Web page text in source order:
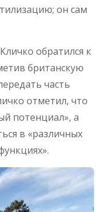
он сам
обратился к
британскую
часть
отметил, что
потенциал», а
в «различных